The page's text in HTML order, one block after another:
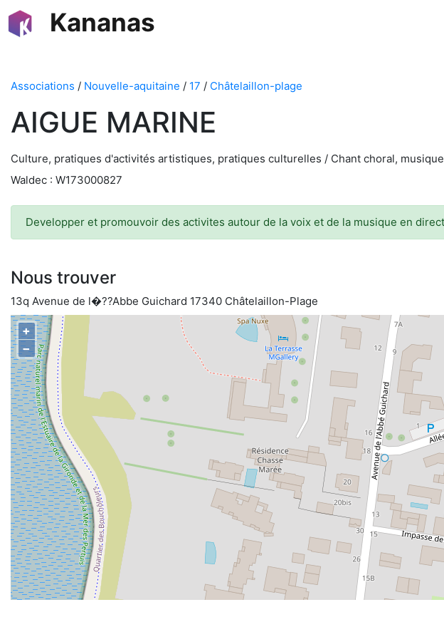
Kananas
Associations / Nouvelle-aquitaine / 17 / Châtelaillon-plage
AIGUE MARINE
Culture, pratiques d'activités artistiques, pratiques culturelles / Chant choral, musique
Waldec : W173000827
Developper et promouvoir des activites autour de la voix et de la musique en
Nous trouver
13q Avenue de l�??Abbe Guichard 17340 Châtelaillon-Plage
+
−